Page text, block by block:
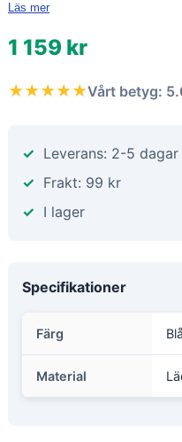
Läs mer
1 159 kr
★★★★★Vårt betyg:
Leverans: 2-5 dagar
Frakt: 99 kr
I lager
Specifikationer
Färg Blå
Material